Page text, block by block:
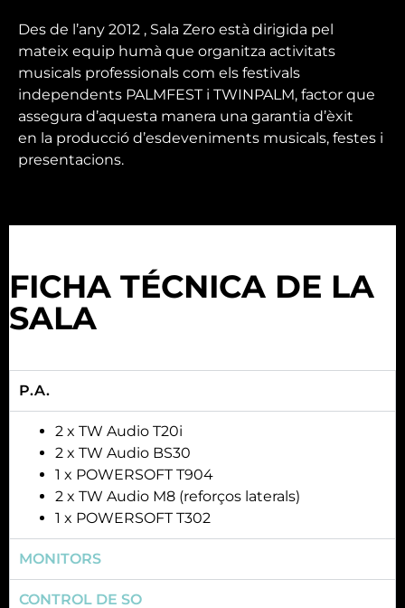
Des de l’any 2012 , Sala Zero està dirigida pel
mateix equip humà que organitza activitats
musicals professionals com els festivals
independents PALMFEST i TWINPALM, factor que
assegura d’aquesta manera una garantia d’èxit
en la producció d’esdeveniments musicals, festes i
presentacions.
FICHA TÉCNICA DE LA
SALA
P.A.
2 x TW Audio T20i
2 x TW Audio BS30
1 x POWERSOFT T904
2 x TW Audio M8 (reforços laterals)
1 x POWERSOFT T302
MONITORS
CONTROL DE SO